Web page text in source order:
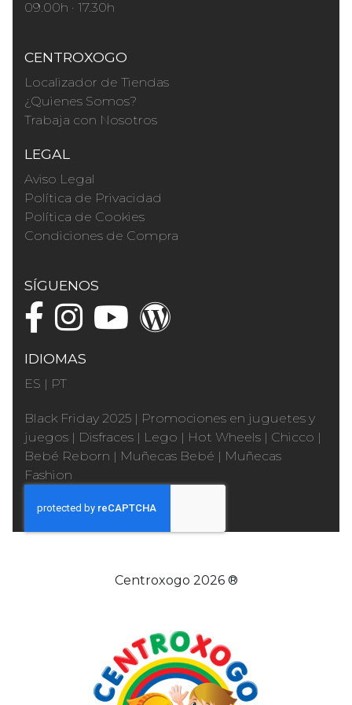
09.00h · 17.30h
CENTROXOGO
Localizador de Tiendas
¿Quienes Somos?
Trabaja con Nosotros
LEGAL
Aviso Legal
Política de Privacidad
Política de Cookies
Condiciones de Compra
SÍGUENOS
IDIOMAS
ES | PT
Black Friday 2025 | Promociones en juguetes y
juegos | Disfraces | Lego | Hot Wheels | Chicco |
Bebé Reborn | Muñecas Bebé | Muñecas
Fashion
Centroxogo 2026 ®